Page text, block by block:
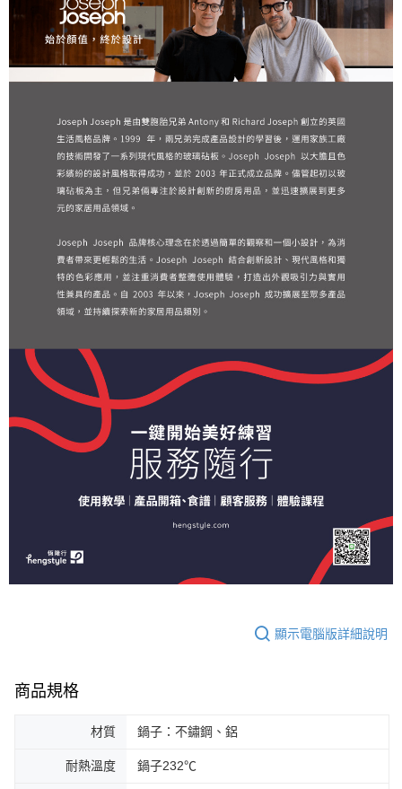
顯示電腦版詳細說明
商品規格
材質 鍋子：不鏽鋼、鋁
耐熱溫度 鍋子232℃